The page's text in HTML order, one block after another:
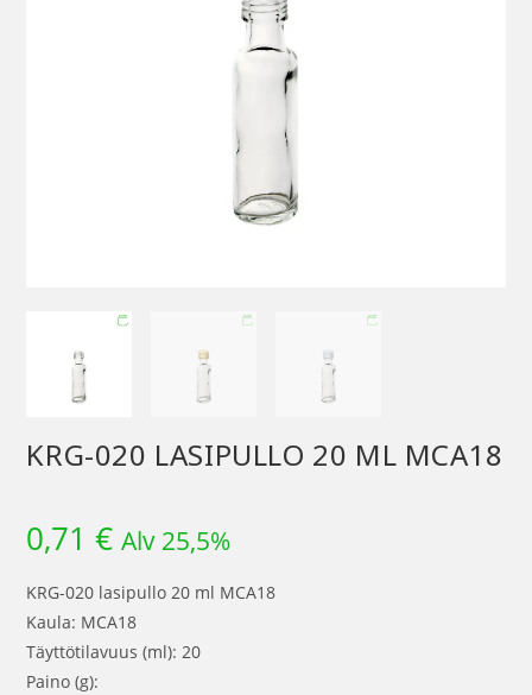
KRG-020 LASIPULLO 20 ML MCA18
0,71€ Alv 25,5%
KRG-020 lasipullo 20 ml MCA18
Kaula: MCA18
Täyttötilavuus (ml): 20
Paino (g):